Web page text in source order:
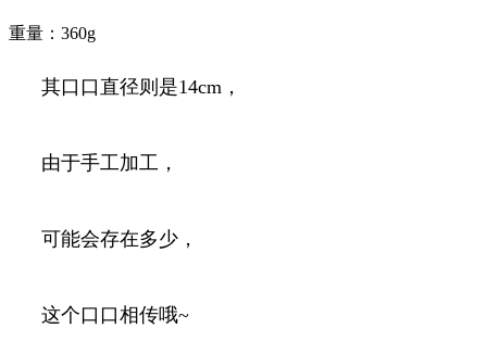
重量：360g
其口口直径则是14cm，
由于手工加工，
可能会存在多少，
这个口口相传哦~